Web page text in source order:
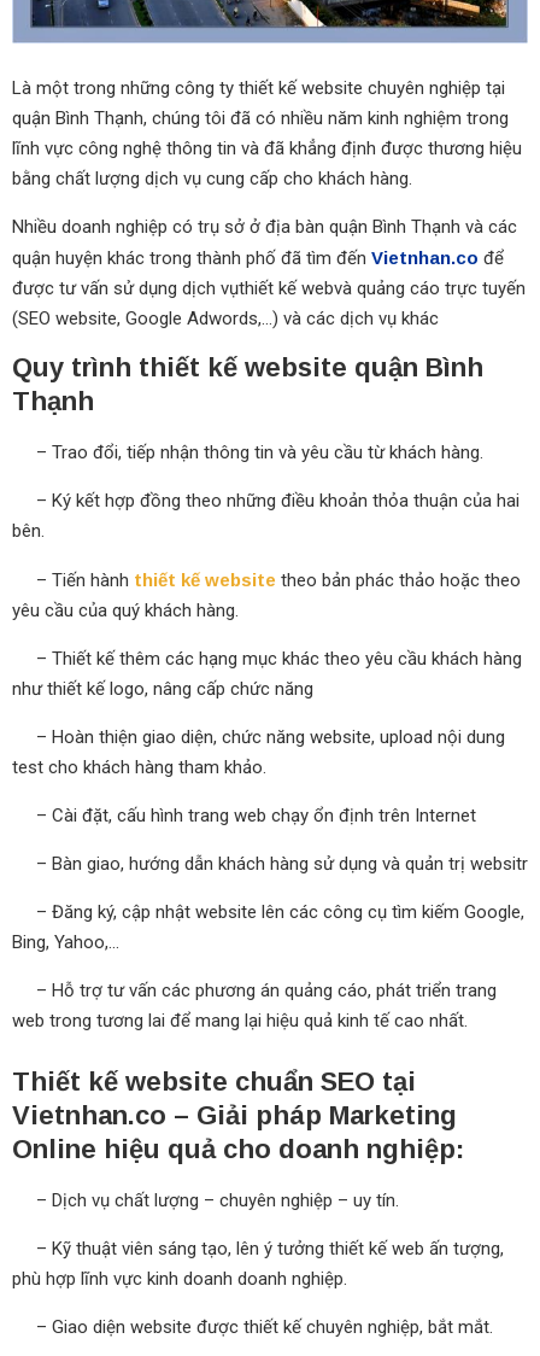
Là một trong những công ty thiết kế website chuyên nghiệp tại
quận Bình Thạnh, chúng tôi đã có nhiều năm kinh nghiệm trong
lĩnh vực công nghệ thông tin và đã khẳng định được thương hiệu
bằng chất lượng dịch vụ cung cấp cho khách hàng.
Nhiều doanh nghiệp có trụ sở ở địa bàn quận Bình Thạnh và các
quận huyện khác trong thành phố đã tìm đến Vietnhan.co để
được tư vấn sử dụng dịch vụthiết kế webvà quảng cáo trực tuyến
(SEO website, Google Adwords,...) và các dịch vụ khác
Quy trình thiết kế website quận Bình
Thạnh
– Trao đổi, tiếp nhận thông tin và yêu cầu từ khách hàng.
– Ký kết hợp đồng theo những điều khoản thỏa thuận của hai
bên.
– Tiến hành thiết kế website theo bản phác thảo hoặc theo
yêu cầu của quý khách hàng.
– Thiết kế thêm các hạng mục khác theo yêu cầu khách hàng
như thiết kế logo, nâng cấp chức năng
– Hoàn thiện giao diện, chức năng website, upload nội dung
test cho khách hàng tham khảo.
– Cài đặt, cấu hình trang web chạy ổn định trên Internet
– Bàn giao, hướng dẫn khách hàng sử dụng và quản trị websitr
– Đăng ký, cập nhật website lên các công cụ tìm kiếm Google,
Bing, Yahoo,...
– Hỗ trợ tư vấn các phương án quảng cáo, phát triển trang
web trong tương lai để mang lại hiệu quả kinh tế cao nhất.
Thiết kế website chuẩn SEO tại
Vietnhan.co – Giải pháp Marketing
Online hiệu quả cho doanh nghiệp:
– Dịch vụ chất lượng – chuyên nghiệp – uy tín.
– Kỹ thuật viên sáng tạo, lên ý tưởng thiết kế web ấn tượng,
phù hợp lĩnh vực kinh doanh doanh nghiệp.
– Giao diện website được thiết kế chuyên nghiệp, bắt mắt.